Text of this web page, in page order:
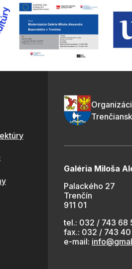
Galéria Miloša
Palackého 27
Trenčín
911 01
tel.: 032 / 743 68
fax.: 032 / 743
e-mail: